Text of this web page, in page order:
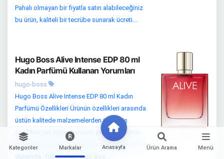
Kategoriler Markalar Anasayfa Ürün Arama Menü
Pahalı olmayan bir fiyatla satın alabileceğiniz
bu ürün, kaliteli bir tecrübe sunarak ücreti...
Hugo Boss Alive Intense EDP 80 ml
Kadın Parfümü Kullanan Yorumları
hugo-boss
Hugo Boss Alive Intense EDP 80 ml Kadın
Parfümü Özellikleri Ürünün özellikleri arasında
üstün kalitede malzemelerden üretilmiş
özellikler yer alıyor. Bunların yanı sıra, ürünün
diğer teknolojik özellikleri de epeyce gelişmiş
durumda. Tüketiciler, Hugo Bos...